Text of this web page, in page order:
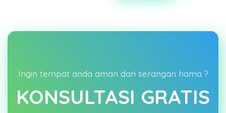
Ingin tempat anda aman dari serangan hama ?
KONSULTASI GRATIS